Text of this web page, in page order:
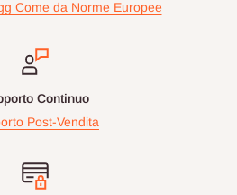
Come da Norme Europee
Continuo
Post-Vendita